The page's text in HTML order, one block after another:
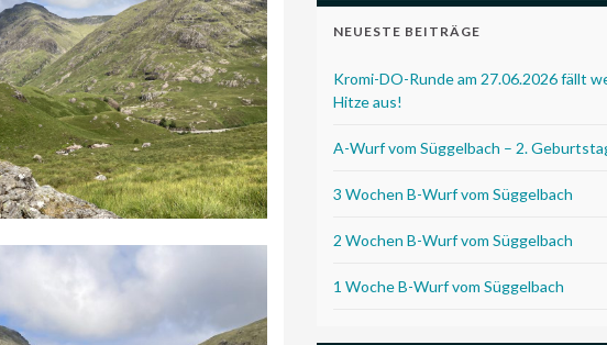
NEUESTE BEITRÄGE
Kromi-DO-Runde am 27.06.2026 fällt
Hitze aus!
A-Wurf vom Süggelbach – 2.
3 Wochen B-Wurf vom Süggelbach
2 Wochen B-Wurf vom Süggelbach
1 Woche B-Wurf vom Süggelbach